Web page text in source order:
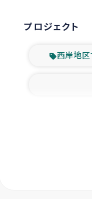
プロジェクト
西岸地区